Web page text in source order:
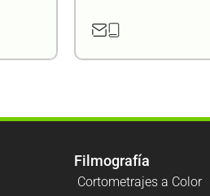
Filmografía
Cortometrajes a Color